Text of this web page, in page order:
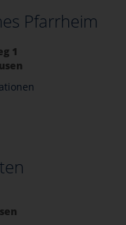
Pfarrheim
1